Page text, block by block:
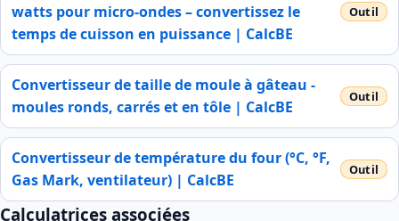
watts pour micro-ondes – convertissez le
temps de cuisson en puissance | CalcBE
Convertisseur de taille de moule à gâteau -
moules ronds, carrés et en tôle | CalcBE
Convertisseur de température du four (°C, °F,
Gas Mark, ventilateur) | CalcBE
Calculatrices associées